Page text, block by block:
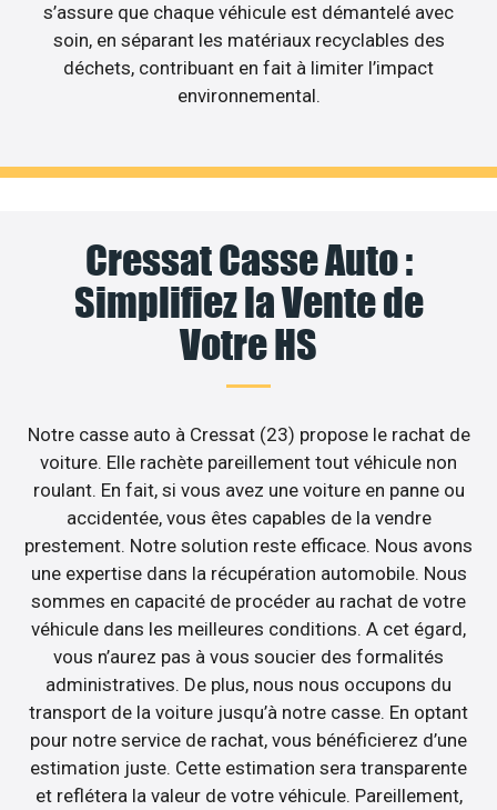
s’assure que chaque véhicule est démantelé avec
soin, en séparant les matériaux recyclables des
déchets, contribuant en fait à limiter l’impact
environnemental.
Cressat Casse Auto :
Simplifiez la Vente de
Votre HS
Notre casse auto à Cressat (23) propose le rachat de
voiture. Elle rachète pareillement tout véhicule non
roulant. En fait, si vous avez une voiture en panne ou
accidentée, vous êtes capables de la vendre
prestement. Notre solution reste efficace. Nous avons
une expertise dans la récupération automobile. Nous
sommes en capacité de procéder au rachat de votre
véhicule dans les meilleures conditions. A cet égard,
vous n’aurez pas à vous soucier des formalités
administratives. De plus, nous nous occupons du
transport de la voiture jusqu’à notre casse. En optant
pour notre service de rachat, vous bénéficierez d’une
estimation juste. Cette estimation sera transparente
et reflétera la valeur de votre véhicule. Pareillement,